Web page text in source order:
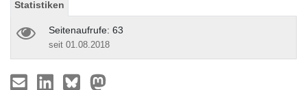
Statistiken
Seitenaufrufe: 63
seit 01.08.2018